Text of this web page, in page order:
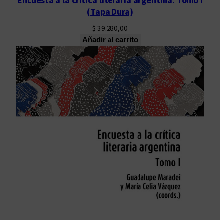
(Tapa Dura)
$ 39.280,00
Añadir al carrito